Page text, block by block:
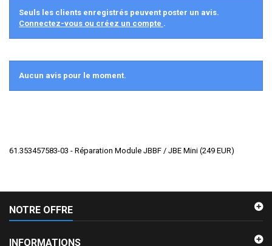
Seuls les clients enregistrés peuvent poster un avis.
Connectez-vous ou créez un compte .
Aucun avis pour le moment.
61.353457583-03 - Réparation Module JBBF / JBE Mini (249 EUR)
NOTRE OFFRE
INFORMATIONS